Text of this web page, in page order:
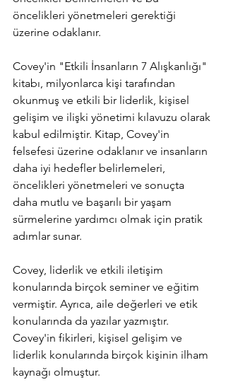
öncelikleri yönetmeleri gerektiği
üzerine odaklanır.
Covey'in "Etkili İnsanların 7 Alışkanlığı"
kitabı, milyonlarca kişi tarafından
okunmuş ve etkili bir liderlik, kişisel
gelişim ve ilişki yönetimi kılavuzu olarak
kabul edilmiştir. Kitap, Covey'in
felsefesi üzerine odaklanır ve insanların
daha iyi hedefler belirlemeleri,
öncelikleri yönetmeleri ve sonuçta
daha mutlu ve başarılı bir yaşam
sürmelerine yardımcı olmak için pratik
adımlar sunar.
Covey, liderlik ve etkili iletişim
konularında birçok seminer ve eğitim
vermiştir. Ayrıca, aile değerleri ve etik
konularında da yazılar yazmıştır.
Covey'in fikirleri, kişisel gelişim ve
liderlik konularında birçok kişinin ilham
kaynağı olmuştur.